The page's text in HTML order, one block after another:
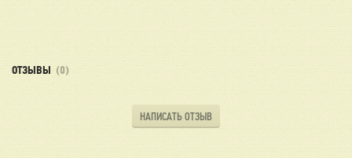
ОТЗЫВЫ (0)
НАПИСАТЬ ОТЗЫВ